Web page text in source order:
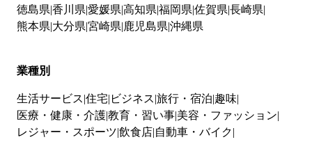
徳島県 香川県 愛媛県 高知県 福岡県 佐賀県 長崎県
熊本県 大分県 宮崎県 鹿児島県 沖縄県
業種別
生活サービス 住宅 ビジネス 旅行・宿泊 趣味
医療・健康・介護教育・習い事 美容・ファッション
レジャー・スポーツ 飲食店 自動車・バイク